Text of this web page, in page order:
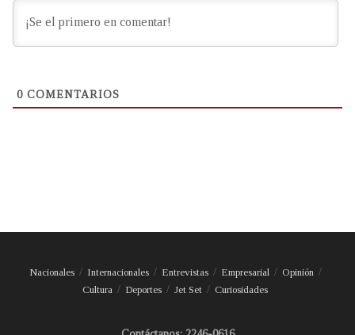
0 COMENTARIOS
Nacionales Internacionales Entrevistas Empresarial
Opinión
Cultura
Deportes Jet Set Curiosidades